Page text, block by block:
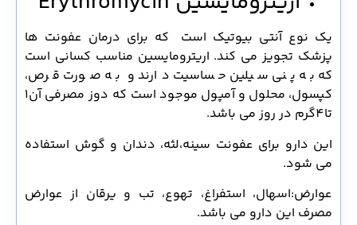
یک نوع آنتی بیوتیک است که برای درمان عفونت ها
پزشک تجویز می کند. اریترومایسین مناسب کسانی است
که به پنی سیلین حساسیت دارند و به صورت قرص،
کپسول، محلول و آمپول موجود است که دوز مصرفی آن1
این دارو برای عفونت سینه،لثه، دندان و گوش استفاده
می شود.
عوارض:اسهال، استفراغ، تهوع، تب و یرقان از عوارض
مصرف این دارو می باشد.